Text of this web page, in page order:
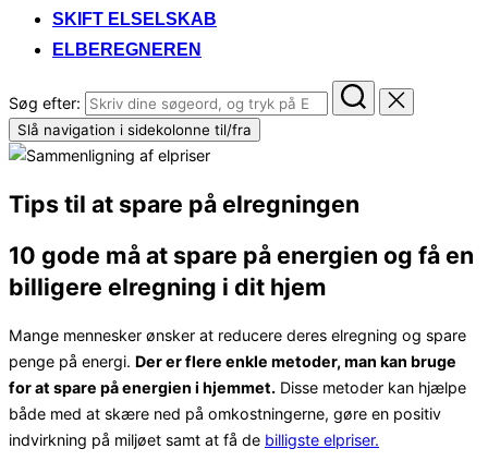
SKIFT ELSELSKAB
ELBEREGNEREN
Søg efter:
Slå navigation i sidekolonne til/fra
Tips til at spare på elregningen
10 gode må at spare på energien og få en
billigere elregning i dit hjem
Mange mennesker ønsker at reducere deres elregning og spare
penge på energi. Der er flere enkle metoder, man kan bruge
for at spare på energien i hjemmet. Disse metoder kan hjælpe
både med at skære ned på omkostningerne, gøre en positiv
indvirkning på miljøet samt at få de billigste elpriser.